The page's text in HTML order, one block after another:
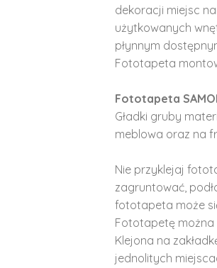
dekoracji miejsc
użytkowanych
płynnym
Fototapeta
Fototapeta
Gładki gruby
meblowa oraz na
Nie przyklejaj
zagruntować,
fototapeta może
Fototapetę można
Klejona na
jednolitych